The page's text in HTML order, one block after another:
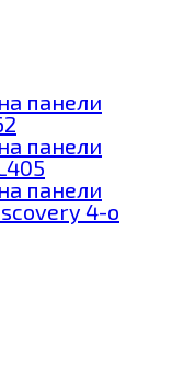
панели
панели
панели
4-о